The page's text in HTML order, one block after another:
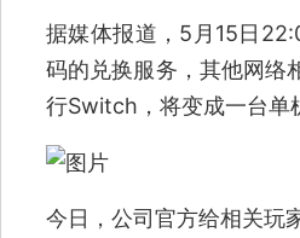
据媒体报道，5月15日
码的兑换服务，其他网络
行Switch，将变成一台单
今日，公司官方给相关玩